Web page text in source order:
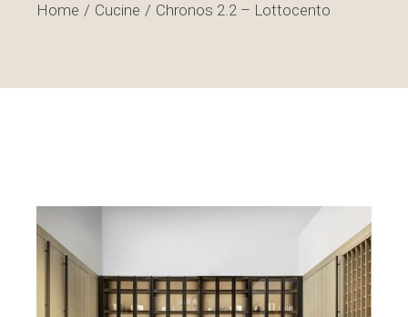
Home Cucine Chronos 2.2 – Lottocento